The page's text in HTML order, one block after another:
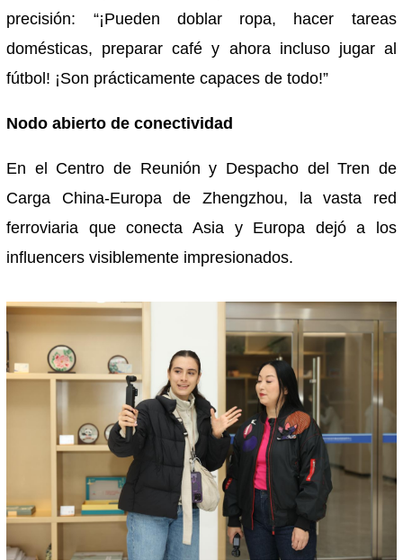
precisión: “¡Pueden doblar ropa, hacer tareas
domésticas, preparar café y ahora incluso jugar al
fútbol! ¡Son prácticamente capaces de todo!”
Nodo abierto de conectividad
En el Centro de Reunión y Despacho del Tren de
Carga China-Europa de Zhengzhou, la vasta red
ferroviaria que conecta Asia y Europa dejó a los
influencers visiblemente impresionados.